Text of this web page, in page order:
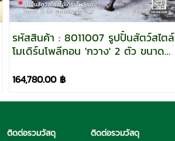
รหัสสินค้า : 8011007 รูปปั้นสัตว์สไตล์
โมเดิร์นโพลีกอน 'กวาง' 2 ตัว ขนาด
164,780.00 ฿
ติดต่อรวมวัสดุ
ติดต่อรวมวัสดุ